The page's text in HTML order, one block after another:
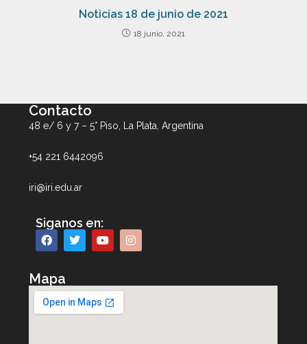
Noticias 18 de junio de 2021
18 junio, 2021
Contacto
48 e/ 6 y 7 – 5° Piso, La Plata, Argentina
+54 221 6442096
iri@iri.edu.ar
Siganos en:
Mapa